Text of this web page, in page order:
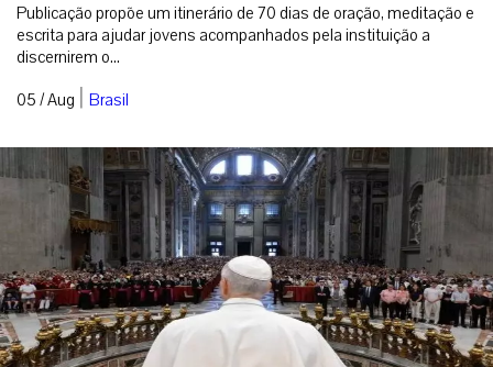
Publicação propõe um itinerário de 70 dias de oração, meditação e
escrita para ajudar jovens acompanhados pela instituição a
discernirem o...
05 / Aug | Brasil